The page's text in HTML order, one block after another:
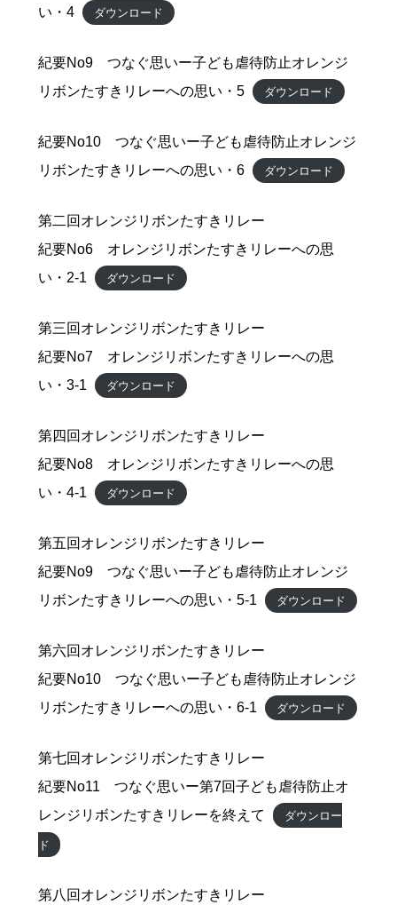
い・4
ダウンロード
紀要No9 つなぐ思いー子ども虐待防止オレンジ
リボンたすきリレーへの思い・5
ダウンロード
紀要No10 つなぐ思いー子ども虐待防止オレンジ
リボンたすきリレーへの思い・6
ダウンロード
第二回オレンジリボンたすきリレー
紀要No6 オレンジリボンたすきリレーへの思
い・2-1
ダウンロード
第三回オレンジリボンたすきリレー
紀要No7 オレンジリボンたすきリレーへの思
い・3-1
ダウンロード
第四回オレンジリボンたすきリレー
紀要No8 オレンジリボンたすきリレーへの思
い・4-1
ダウンロード
第五回オレンジリボンたすきリレー
紀要No9 つなぐ思いー子ども虐待防止オレンジ
リボンたすきリレーへの思い・5-1
ダウンロード
第六回オレンジリボンたすきリレー
紀要No10 つなぐ思いー子ども虐待防止オレンジ
リボンたすきリレーへの思い・6-1
ダウンロード
第七回オレンジリボンたすきリレー
紀要No11 つなぐ思いー第7回子ども虐待防止オ
レンジリボンたすきリレーを終えて
ダウンロー
ド
第八回オレンジリボンたすきリレー